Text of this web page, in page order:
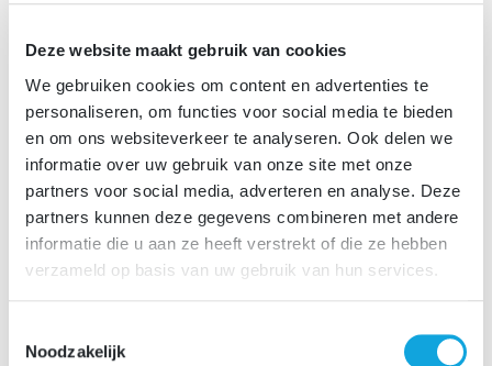
Deze website maakt gebruik van cookies
We gebruiken cookies om content en advertenties te
personaliseren, om functies voor social media te bieden
en om ons websiteverkeer te analyseren. Ook delen we
informatie over uw gebruik van onze site met onze
partners voor social media, adverteren en analyse. Deze
partners kunnen deze gegevens combineren met andere
informatie die u aan ze heeft verstrekt of die ze hebben
verzameld op basis van uw gebruik van hun services.
Noodzakelijk
Deel deze vacature: Facebook
EmailWhatsApp
LinkedInRedditSnapchat
Terug naar overzicht
Solliciteer direct via de sollicitatiebutton, binnen enkele